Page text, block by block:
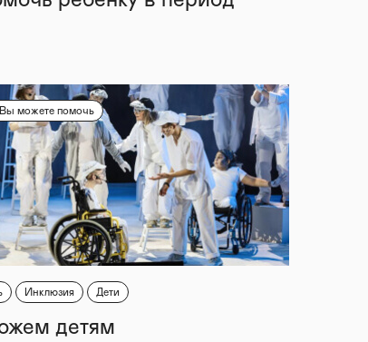
Вы можете помочь
Инклюзия Дети
детям